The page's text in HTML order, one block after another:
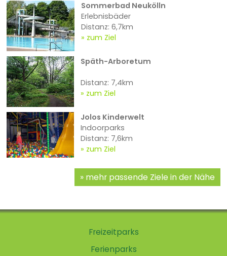
Sommerbad Neukölln
Erlebnisbäder
Distanz: 6,7km
zum Ziel
Späth-Arboretum
Distanz: 7,4km
zum Ziel
Jolos Kinderwelt
Indoorparks
Distanz: 7,6km
zum Ziel
mehr passende Ziele in der Nähe
Freizeitparks
Ferienparks